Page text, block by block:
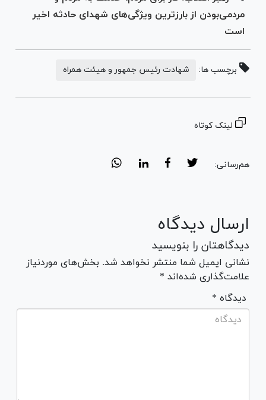
مردمی‌بودن از بارزترین ویژگی‌های شهدای حادثه اخیر
است
برچسب ها: شهادت رئیس جمهور و هیئت همراه
لینک کوتاه
هم‌رسانی:
ارسال دیدگاه
دیدگاهتان را بنویسید
نشانی ایمیل شما منتشر نخواهد شد. بخش‌های موردنیاز
علامت‌گذاری شده‌اند *
* دیدگاه